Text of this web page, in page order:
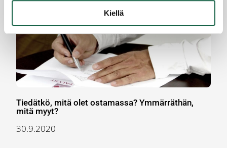
Kiellä
Tiedätkö, mitä olet ostamassa? Ymmärräthän,
mitä myyt?
30.9.2020